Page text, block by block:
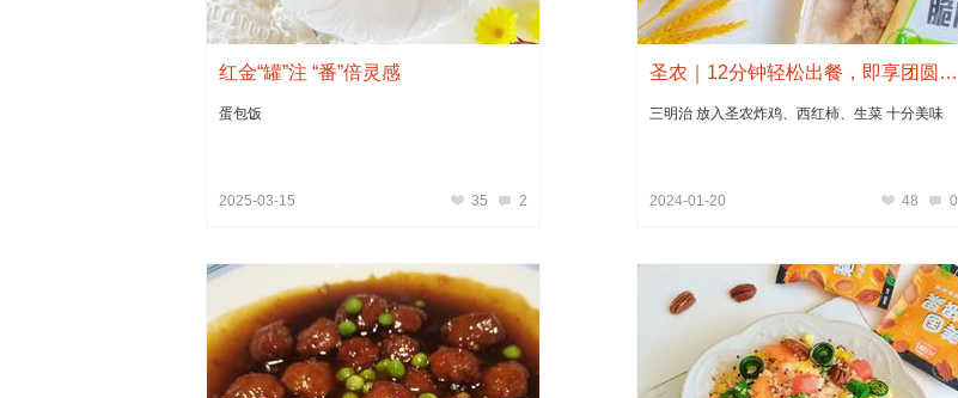
红金“罐”注 “番”倍灵感
蛋包饭
2025-03-15 35 2
圣农｜12分钟轻松出餐，即享团圆滋味
三明治 放入圣农炸鸡、西红柿、生菜 十分美味
2024-01-20 48 0